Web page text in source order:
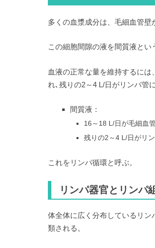
多くの血漿成分は、毛細血管壁
この細胞間隙の液を間質液とい
血液の正常な量を維持するに
れ､残りの2～4 L/日がリンパ管
間質液：
16～18 L/日が毛細血
残りの2～4 L/日がリ
これをリンパ循環と呼ぶ。
リンパ器官とリンパ
体全体に広く分布しているリ
類される。